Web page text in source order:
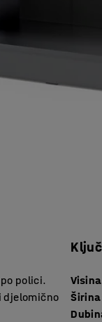
polici.
djelomično
Visina
Širina